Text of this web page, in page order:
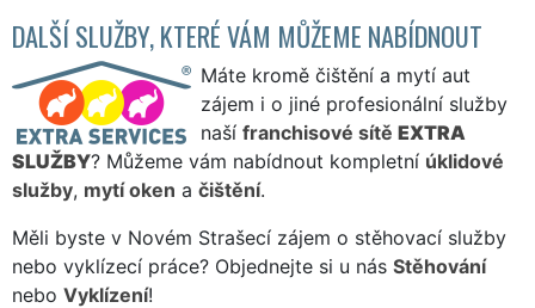
DALŠÍ SLUŽBY, KTERÉ VÁM MŮŽEME NABÍDNOUT
Máte kromě čištění a mytí aut
zájem i o jiné profesionální služby
naší franchisové sítě EXTRA
SLUŽBY? Můžeme vám nabídnout kompletní úklidové
služby, mytí oken a čištění.
Měli byste v Novém Strašecí zájem o stěhovací služby
nebo vyklízecí práce? Objednejte si u nás Stěhování
nebo Vyklízení!